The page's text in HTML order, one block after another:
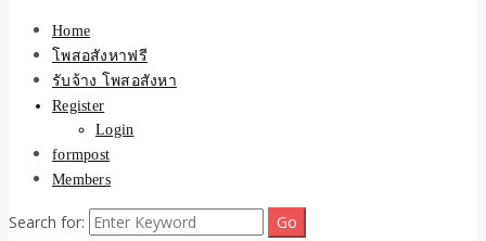
Home
โพสอสังหาฟรี
รับจ้าง โพสอสังหา
Register
Login
formpost
Members
Search for: